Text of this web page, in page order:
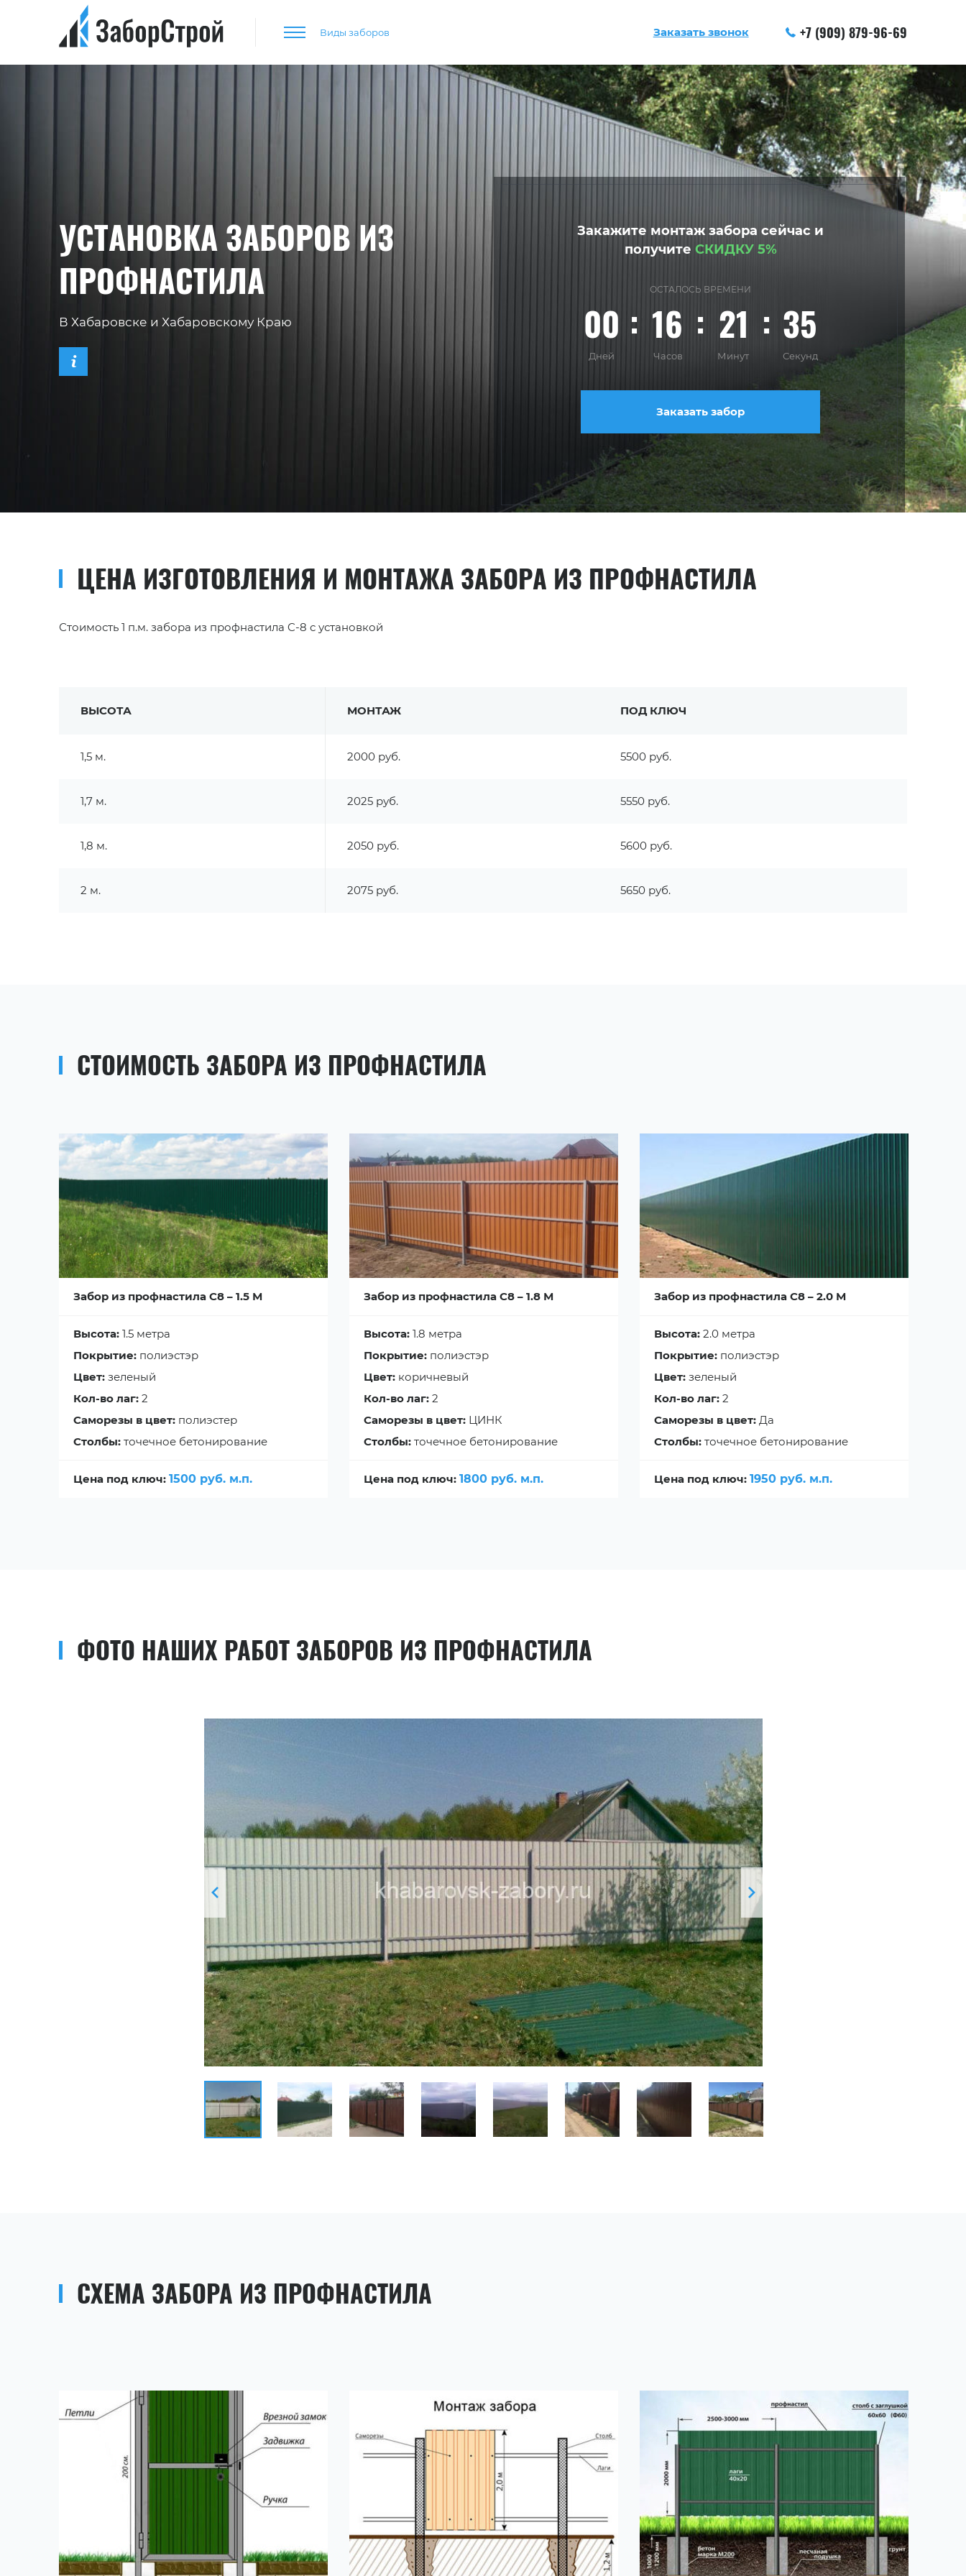
Виды заборов Заказать звонок +7 (909) 879-96-69
УСТАНОВКА ЗАБОРОВ ИЗ
ПРОФНАСТИЛА
В Хабаровске и Хабаровскому Краю
Закажите монтаж забора сейчас и
получите СКИДКУ 5%
ОСТАЛОСЬ ВРЕМЕНИ
00 16 21 34
Дней Часов Минут Секунд
Заказать забор
ЦЕНА ИЗГОТОВЛЕНИЯ И МОНТАЖА ЗАБОРА ИЗ ПРОФНАСТИЛА
Стоимость 1 п.м. забора из профнастила C-8 с установкой
ВЫСОТА МОНТАЖ ПОД КЛЮЧ
1,5 м. 2000 руб. 5500 руб.
1,7 м. 2025 руб. 5550 руб.
1,8 м. 2050 руб. 5600 руб.
2 м. 2075 руб. 5650 руб.
СТОИМОСТЬ ЗАБОРА ИЗ ПРОФНАСТИЛА
Забор из профнастила С8 – 1.5 М
Высота: 1.5 метра
Покрытие: полиэстэр
Цвет: зеленый
Кол-во лаг: 2
Саморезы в цвет: полиэстер
Столбы: точечное бетонирование
Цена под ключ: 1500 руб. м.п.
Забор из профнастила С8 – 1.8 М
Высота: 1.8 метра
Покрытие: полиэстэр
Цвет: коричневый
Кол-во лаг: 2
Саморезы в цвет: ЦИНК
Столбы: точечное бетонирование
Цена под ключ: 1800 руб. м.п.
Забор из профнастила С8 – 2.0 М
Высота: 2.0 метра
Покрытие: полиэстэр
Цвет: зеленый
Кол-во лаг: 2
Саморезы в цвет: Да
Столбы: точечное бетонирование
Цена под ключ: 1950 руб. м.п.
ФОТО НАШИХ РАБОТ ЗАБОРОВ ИЗ ПРОФНАСТИЛА
СХЕМА ЗАБОРА ИЗ ПРОФНАСТИЛА